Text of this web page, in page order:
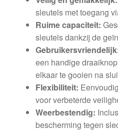
sleutels met toegang
Ruime capaciteit:
sleutels dankzij de
een handige
elkaar te gooien na
Flexibiliteit:
voor verbeterde
Weerbestendig:
bescherming tegen